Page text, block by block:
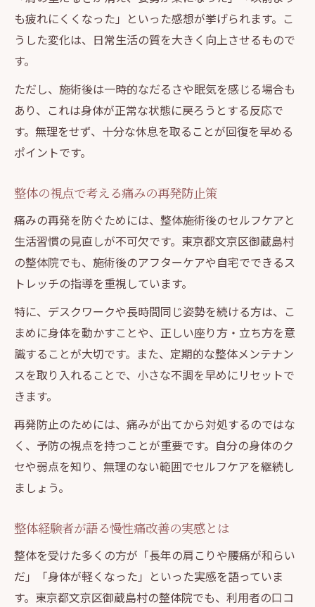
も疲れにくくなった」といった感想が挙げられます。こ
うした変化は、日常生活の質を大きく向上させるもので
す。
ただし、施術後は一時的なだるさや眠気を感じる場合も
あり、これは身体が正常な状態に戻ろうとする反応で
す。無理をせず、十分な休息を取ることが回復を早める
ポイントです。
整体の視点で考える痛みの再発防止策
痛みの再発を防ぐためには、整体施術後のセルフケアと
生活習慣の見直しが不可欠です。東京都文京区御蔵島村
の整体院でも、施術後のアフターケアや自宅でできるス
トレッチの指導を重視しています。
特に、デスクワークや長時間同じ姿勢を続ける方は、こ
まめに身体を動かすことや、正しい座り方・立ち方を意
識することが大切です。また、定期的な整体メンテナン
スを取り入れることで、小さな不調を早めにリセットで
きます。
再発防止のためには、痛みが出てから対処するのではな
く、予防の視点を持つことが重要です。自分の身体のク
セや弱点を知り、無理のない範囲でセルフケアを継続し
ましょう。
整体経験者が語る慢性痛改善の実感とは
整体を受けた多くの方が「長年の肩こりや腰痛が和らい
だ」「身体が軽くなった」といった実感を語っていま
す。東京都文京区御蔵島村の整体院でも、利用者の口コ